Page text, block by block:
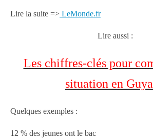
Lire la suite => LeMonde.fr
Lire aussi :
Les chiffres-clés pour
situation en
Quelques exemples :
12 % des jeunes ont le bac